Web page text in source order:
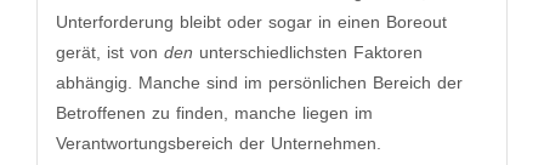
Unterforderung bleibt oder sogar in einen Boreout
gerät, ist von den unterschiedlichsten Faktoren
abhängig. Manche sind im persönlichen Bereich der
Betroffenen zu finden, manche liegen im
Verantwortungsbereich der Unternehmen.